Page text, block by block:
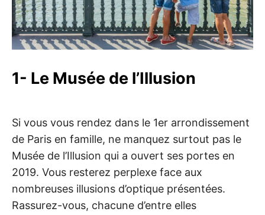
1- Le Musée de l’Illusion
Si vous vous rendez dans le 1er arrondissement
de Paris en famille, ne manquez surtout pas le
Musée de l’Illusion qui a ouvert ses portes en
2019. Vous resterez perplexe face aux
nombreuses illusions d’optique présentées.
Rassurez-vous, chacune d’entre elles